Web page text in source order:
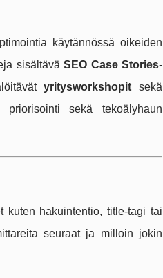
käytännössä oikeiden
sisältäväSEO Case Stories-
yritysworkshopit sekä
priorisointi sekä tekoälyhaun
kuten hakuintentio, title-tagi tai
seuraat ja milloin jokin